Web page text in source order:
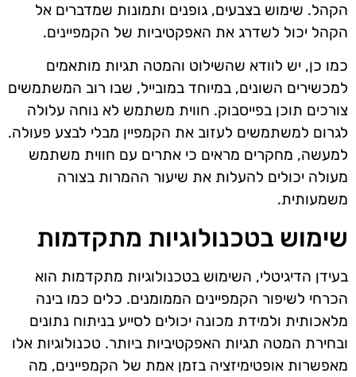
הקהל. שימוש בצבעים, גופנים ותמונות שמדברים אל
הקהל יכול לשדרג את האפקטיביות של הקמפיינים.
כמו כן, יש לוודא שהשילוט והמטה תגיות מותאמים
למכשירים השונים, במיוחד במובייל, שבו רוב המשתמשים
צורכים תוכן בפייסבוק. חווית משתמש לא נוחה עלולה
לגרום למשתמשים לעזוב את הקמפיין מבלי לבצע פעולה.
למעשה, מחקרים מראים כי אתרים עם חווית משתמש
מעולה יכולים להעלות את שיעור ההמרות בצורה
משמעותית.
שימוש בטכנולוגיות מתקדמות
בעידן הדיגיטלי, השימוש בטכנולוגיות מתקדמות הוא
הכרחי לשיפור הקמפיינים הממומנים. כלים כמו בינה
מלאכותית ולמידת מכונה יכולים לסייע בניתוח נתונים
ובחירת המטה תגיות האפקטיביות ביותר. טכנולוגיות אלו
מאפשרות אופטימיזציה בזמן אמת של הקמפיינים, מה